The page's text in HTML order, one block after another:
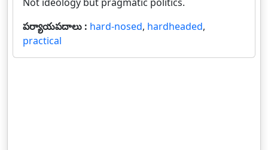
పర్యాయపదాలు : hard-nosed, hardheaded,
practical